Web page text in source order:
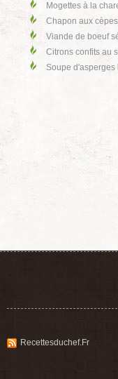
Mogettes à la
Chapon aux
Viande de boeuf
Citrons confits au
Soupe
Recettesduchef.fr